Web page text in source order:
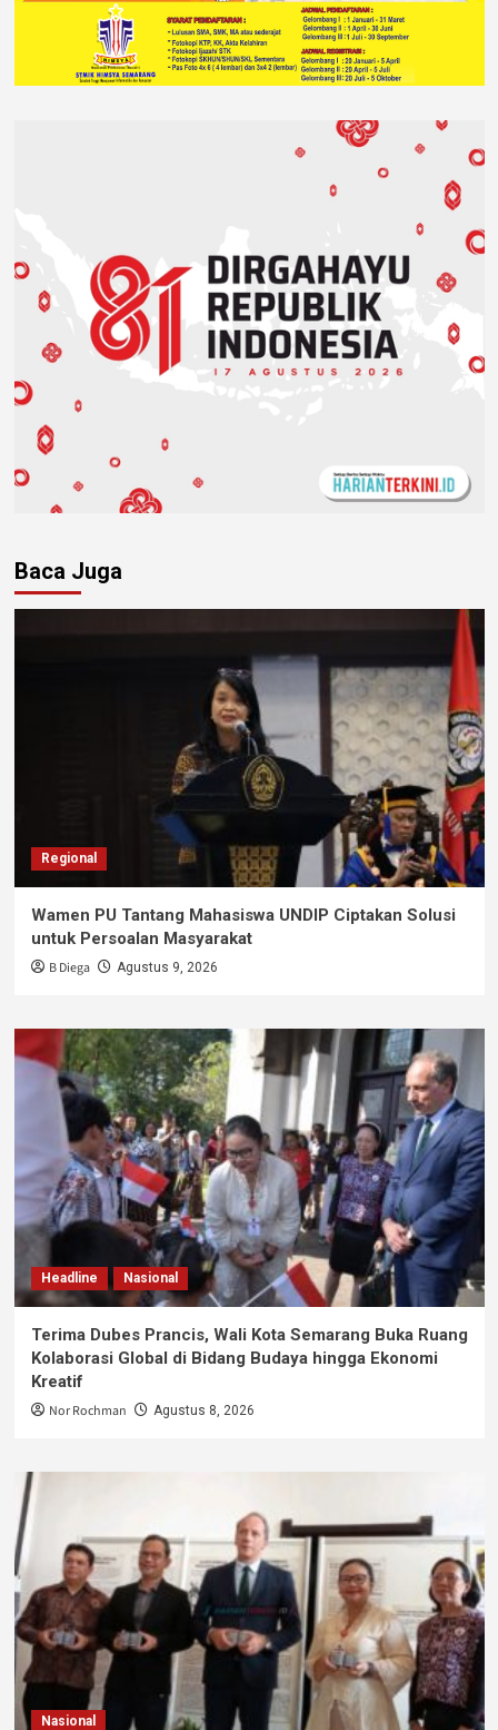
Baca Juga
Regional
Wamen PU Tantang Mahasiswa UNDIP Ciptakan Solusi
untuk Persoalan Masyarakat
B Diega Agustus 9, 2026
Headline Nasional
Terima Dubes Prancis, Wali Kota Semarang Buka Ruang
Kolaborasi Global di Bidang Budaya hingga Ekonomi
Kreatif
Nor Rochman Agustus 8, 2026
Nasional